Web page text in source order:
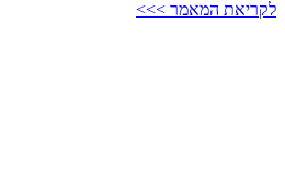
לקריאת המאמר >>>